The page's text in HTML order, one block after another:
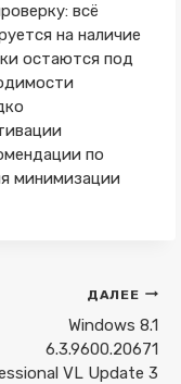
всё
на наличие
остаются под
по
минимизации
ДАЛЕЕ
Windows 8.1
6.3.9600.20671
VL Update 3